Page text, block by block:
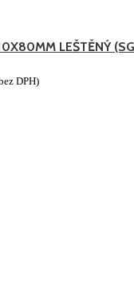
LEŠTĚNÝ
DPH)